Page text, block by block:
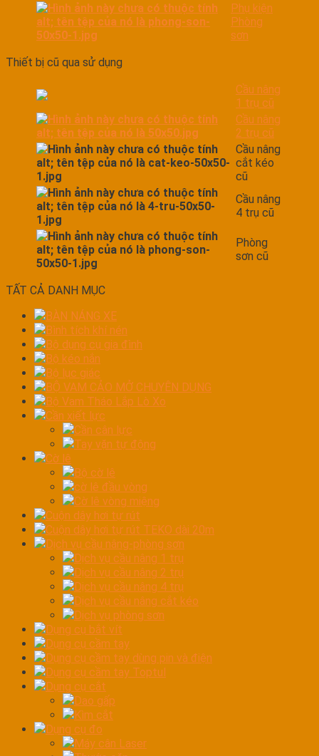
Phụ kiện
Phòng
sơn
Thiết bị cũ qua sử dụng
Cầu nâng
1 trụ cũ
Cầu nâng
2 trụ cũ
Cầu nâng
cắt kéo
cũ
Cầu nâng
4 trụ cũ
Phòng
sơn cũ
TẤT CẢ DANH MỤC
BÀN NÁNG XE
Bình tích khí nén
Bộ dụng cụ gia đình
Bộ kéo nắn
Bộ lục giác
BỘ VAM CẢO MỞ CHUYÊN DỤNG
Bộ Vam Tháo Lắp Lò Xo
Cần xiết lực
Cần cân lực
Tay vặn tự động
Cờ lê
Bộ cờ lê
cờ lê đầu vòng
Cờ lê vòng miệng
Cuộn dây hơi tự rút
Cuộn dây hơi tự rút TEKO dài 20m
Dịch vụ cầu nâng-phòng sơn
Dịch vụ cầu nâng 1 trụ
Dịch vụ cầu nâng 2 trụ
Dịch vụ cầu nâng 4 trụ
Dịch vụ cầu nâng cắt kéo
Dịch vụ phòng sơn
Dụng cụ bắt vít
Dụng cụ cầm tay
Dụng cụ cầm tay dùng pin và điện
Dụng cụ cầm tay Toptul
Dụng cụ cắt
Dao gấp
Kìm cắt
Dụng cụ đo
Máy cân Laser